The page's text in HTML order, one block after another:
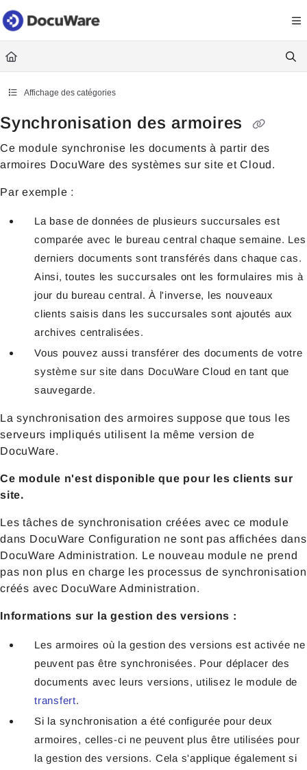
Documentation Index
Fetch the complete documentation index at: https://
Use this file to discover all available pages before exploring further.
Affichage des catégories
Synchronisation des armoires
Ce module synchronise les documents à partir des
armoires DocuWare des systèmes sur site et Cloud.
Par exemple :
La base de données de plusieurs succursales est
comparée avec le bureau central chaque semaine. Les
derniers documents sont transférés dans chaque cas.
Ainsi, toutes les succursales ont les formulaires mis à
jour du bureau central. À l'inverse, les nouveaux
clients saisis dans les succursales sont ajoutés aux
archives centralisées.
Vous pouvez aussi transférer des documents de votre
système sur site dans DocuWare Cloud en tant que
sauvegarde.
La synchronisation des armoires suppose que tous les
serveurs impliqués utilisent la même version de
DocuWare.
Ce module n'est disponible que pour les clients sur
site.
Les tâches de synchronisation créées avec ce module
dans DocuWare Configuration ne sont pas affichées dans
DocuWare Administration. Le nouveau module ne prend
pas non plus en charge les processus de synchronisation
créés avec DocuWare Administration.
Informations sur la gestion des versions :
Les armoires où la gestion des versions est activée ne
peuvent pas être synchronisées. Pour déplacer des
documents avec leurs versions, utilisez le module de
transfert.
Si la synchronisation a été configurée pour deux
armoires, celles-ci ne peuvent plus être utilisées pour
la gestion des versions. Cela s'applique également si